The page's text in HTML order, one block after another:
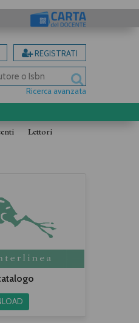
REGISTRATI
Ricerca avanzata
Lettori